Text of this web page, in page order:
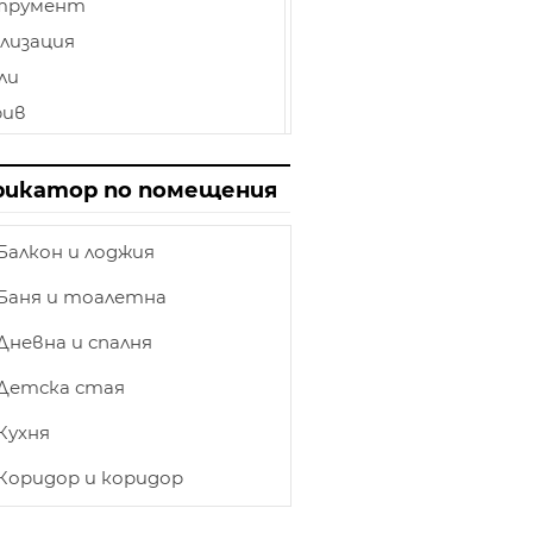
таван
и камини
на къщи
по помещения
и лоджия
и тоалетна
и спалня
стая
и коридор